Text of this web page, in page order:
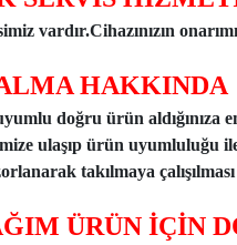
vardır.Cihazınızın
HAKKINDA
doğru ürün
ulaşıp ürün uyumluluğu
takılmaya
ÜRÜN İÇİN